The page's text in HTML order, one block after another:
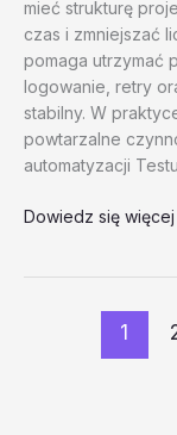
mieć strukturę
czas i zmniejszać
pomaga utrzymać
logowanie, retry
stabilny. W
powtarzalne
automatyzacji
Automatyzacja
Dowiedz się
1